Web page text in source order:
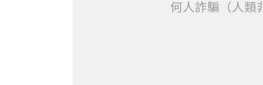
何人詐騙（人類